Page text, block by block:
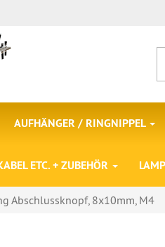
AUFHÄNGER / RINGNIPPEL
ETC. + ZUBEHÖR
Abschlussknopf, 8x10mm, M4